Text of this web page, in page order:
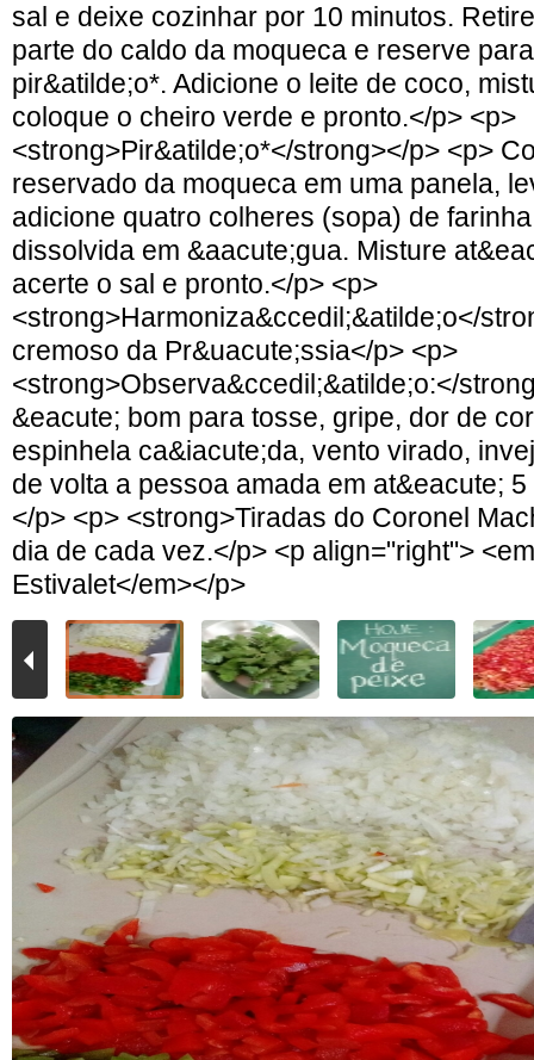
sal e deixe cozinhar por 10 minutos.
parte do caldo da moqueca e reserve
pir&atilde;o*. Adicione o leite de coco,
coloque o cheiro verde e pronto.</p> <p>
<strong>Pir&atilde;o*</strong></p> <p>
reservado da moqueca em uma panela,
adicione quatro colheres (sopa) de
dissolvida em &aacute;gua. Misture
acerte o sal e pronto.</p> <p>
<strong>Harmoniza&ccedil;&atilde;o</
cremoso da Pr&uacute;ssia</p> <p>
<strong>Observa&ccedil;&atilde;o:</
&eacute; bom para tosse, gripe, dor de
espinhela ca&iacute;da, vento virado,
de volta a pessoa amada em at&eacute;
</p> <p> <strong>Tiradas do Coronel
dia de cada vez.</p> <p align="right">
Estivalet</em></p>